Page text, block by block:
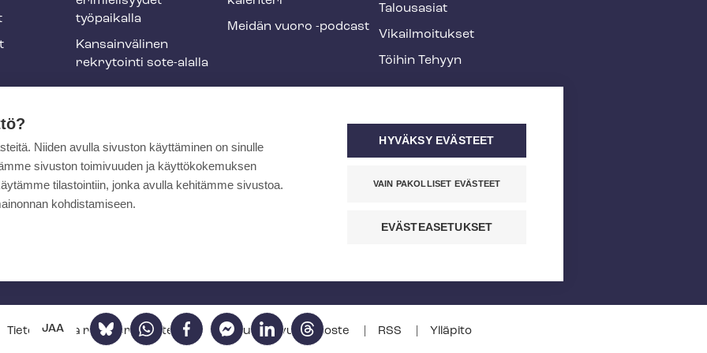
JAA BlueskyWhatsAppFacebookFacebook
Messenger
LinkedInThreads
työpaikalla
Kansainvälinen
rekrytointi sote-alalla
Meidän vuoro -podcast
Talousasiat
Vi­kail­moi­tuk­set
Töihin Tehyyn
Tietosuoja- ja re­kis­te­ri­se­los­teet Saa­vu­tet­ta­vuus­se­los­te RSS Ylläpito
Niiden avulla sivuston käyttäminen on sinulle
sivuston toimivuuden ja käyttökokemuksen
tilastointiin, jonka avulla kehitämme sivustoa.
kohdistamiseen.
HYVÄKSY EVÄSTEET
VAIN PAKOLLISET EVÄSTEET
EVÄSTEASETUKSET